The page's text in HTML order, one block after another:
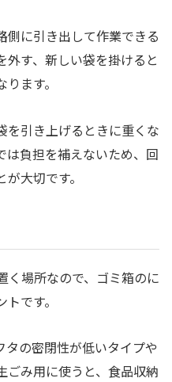
側に引き出して作業できる
外す、新しい袋を掛けると
ます。
を引き上げるときに重くな
は負担を補えないため、回
大切です。
く場所なので、ゴミ箱のに
です。
の密閉性が低いタイプや
ごみ用に使うと、食品収納